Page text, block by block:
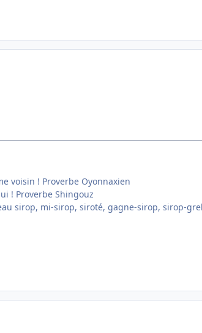
voisin ! Proverbe Oyonnaxien
! Proverbe Shingouz
sirop, mi-sirop, siroté, gagne-sirop, sirop-